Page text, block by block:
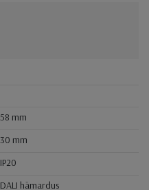
58 mm
30 mm
IP20
DALI hämardus